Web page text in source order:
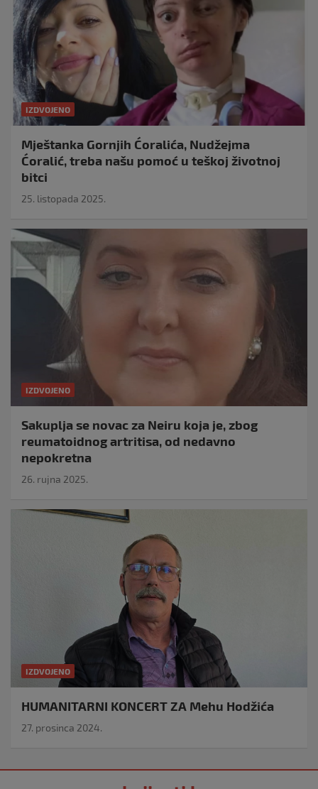
IZDVOJENO
Mještanka Gornjih Ćoralića, Nudžejma
Ćoralić, treba našu pomoć u teškoj životnoj
bitci
25. listopada 2025.
IZDVOJENO
Sakuplja se novac za Neiru koja je, zbog
reumatoidnog artritisa, od nedavno
nepokretna
26. rujna 2025.
IZDVOJENO
HUMANITARNI KONCERT ZA Mehu Hodžića
27. prosinca 2024.